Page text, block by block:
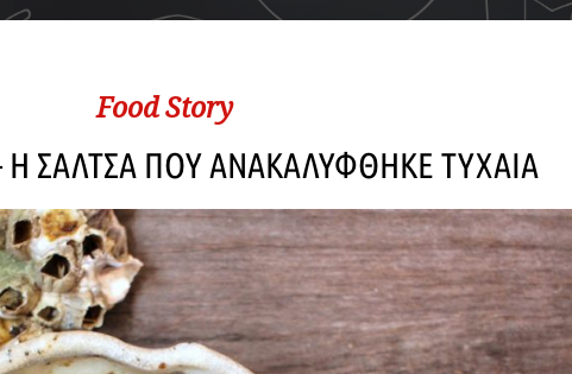
Food Story
– Η ΣΑΛΤΣΑ ΠΟΥ ΑΝΑΚΑΛΥΦΘΗΚΕ ΤΥΧΑΙΑ